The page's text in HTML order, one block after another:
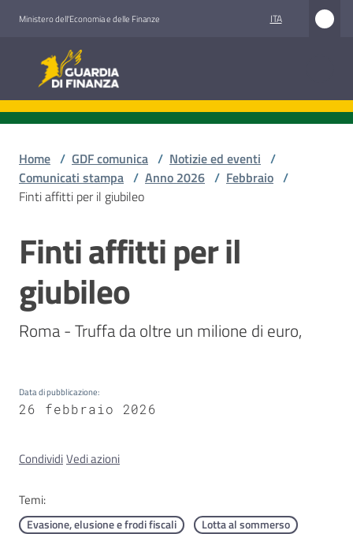
Ministero dell'Economia e delle Finanze ITA
Guardia di Finanza
Guardia di Finanza
siamo
facciamo
Comunicazione
e
media
Concorsi
Istituti
formazione
Home / GDF comunica / Notizie ed eventi /
Comunicati stampa / Anno 2026 / Febbraio /
Finti affitti per il giubileo
Salta al contenuto
Finti affitti per il
giubileo
Roma - Truffa da oltre un milione di euro,
Data di pubblicazione:
26 febbraio 2026
CondividiVedi azioni
Temi:
Evasione, elusione e frodi fiscali
Lotta al sommerso